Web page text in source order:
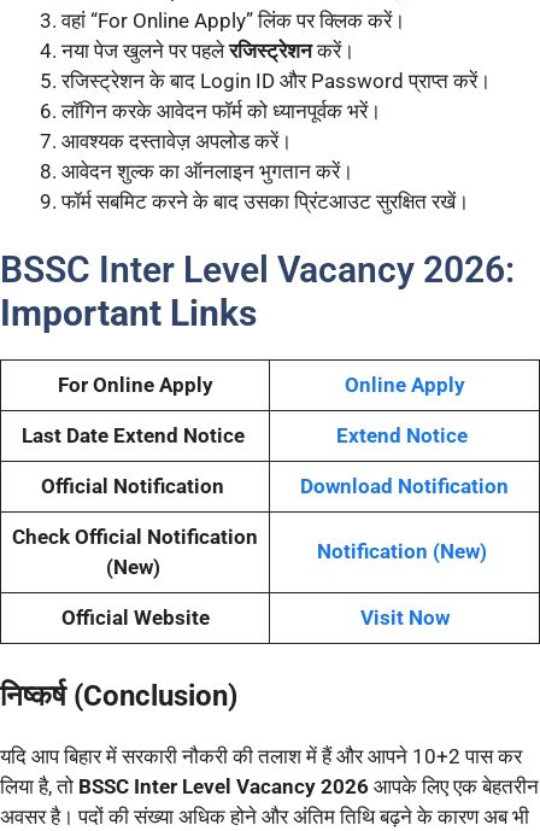
वहां “For Online Apply” लिंक पर क्लिक करें।
नया पेज खुलने पर पहलेरजिस्ट्रेशनकरें।
रजिस्ट्रेशन के बाद Login ID और Password प्राप्त करें।
लॉगिन करके आवेदन फॉर्म को ध्यानपूर्वक भरें।
आवश्यक दस्तावेज़ अपलोड करें।
आवेदन शुल्क का ऑनलाइन भुगतान करें।
फॉर्म सबमिट करने के बाद उसका प्रिंटआउट सुरक्षित रखें।
BSSC Inter Level Vacancy 2026:
Important Links
For Online Apply Online Apply
Last Date Extend Notice Extend Notice
Official Notification Download Notification
Check Official Notification
(New)
Notification (New)
Official Website Visit Now
निष्कर्ष (Conclusion)
यदि आप बिहार में सरकारी नौकरी की तलाश में हैं और आपने 10+2 पास कर
लिया है, तो BSSC Inter Level Vacancy 2026 आपके लिए एक बेहतरीन
अवसर है। पदों की संख्या अधिक होने और अंतिम तिथि बढ़ने के कारण अब भी